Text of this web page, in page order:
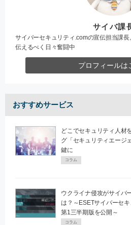
サイバ課
サイバーセキュリティ.comの宣伝担当課
伝えるべく日々奮闘中
プロフィールは
おすすめサービス
どこでセキュリティ人材
グ「セキュリティエージ
鍵に
コラム
ウクライナ侵攻がサイバ
は？～ESETサイバーセ
第1三半期版を公開～
コラム